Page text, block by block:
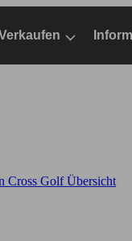
Cross Golf Übersicht